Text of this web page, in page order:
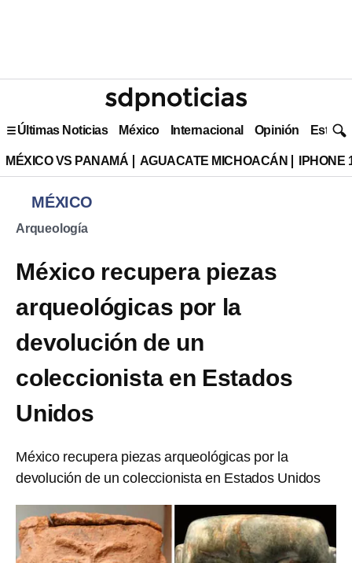
Últimas Noticias México Internacional Opinión Estilo
MÉXICO VS PANAMÁ AGUACATE MICHOACÁN IPHONE
MÉXICO
Arqueología
México recupera piezas
arqueológicas por la
devolución de un
coleccionista en Estados
Unidos
México recupera piezas arqueológicas por la
devolución de un coleccionista en Estados Unidos